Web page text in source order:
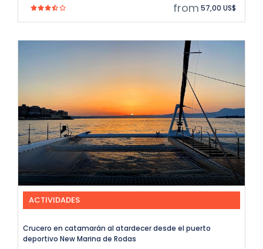
from 57,00 US$
ACTIVIDADES
Crucero en catamarán al atardecer desde el puerto
deportivo New Marina de Rodas